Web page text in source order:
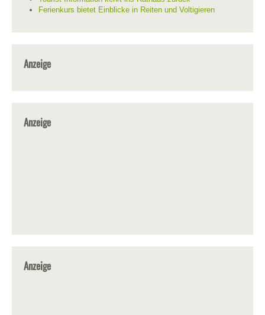
Ferienkurs bietet Einblicke in Reiten und Voltigieren
Anzeige
Anzeige
Anzeige